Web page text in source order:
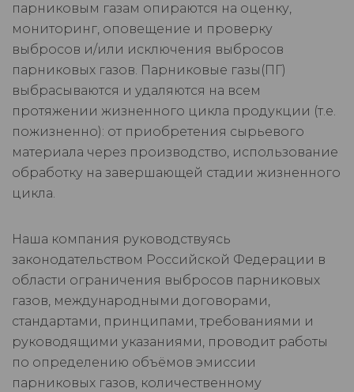
парниковым газам опираются на оценку,
мониторинг, оповещение и проверку
выбросов и/или исключения выбросов
парниковых газов. Парниковые газы(ПГ)
выбрасываются и удаляются на всем
протяжении жизненного цикла продукции (т.е.
пожизненно): от приобретения сырьевого
материала через производство, использование
обработку на завершающей стадии жизненного
цикла.
Наша компания руководствуясь
законодательством Российской Федерации в
области ограничения выбросов парниковых
газов, международными договорами,
стандартами, принципами, требованиями и
руководящими указаниями, проводит работы
по определению объёмов эмиссии
парниковых газов, количественному